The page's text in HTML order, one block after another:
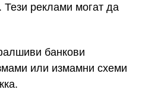
реклами могат да
банкови
или измамни схеми